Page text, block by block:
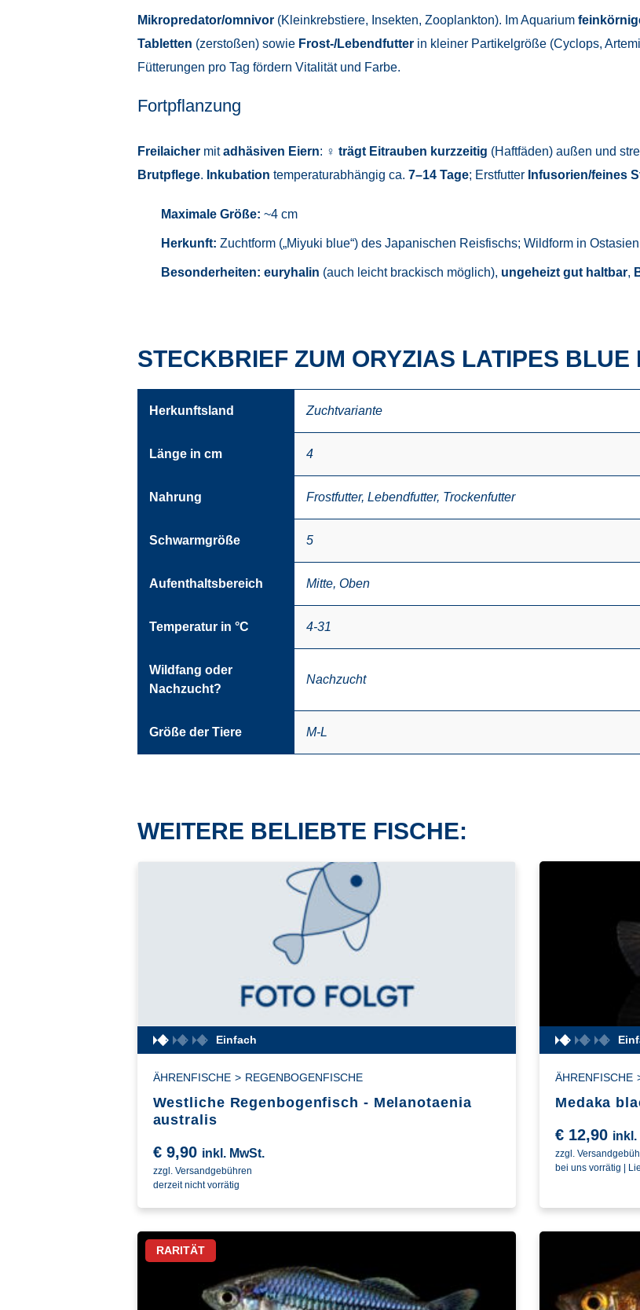
Mikropredator/omnivor(Kleinkrebstiere, Insekten, Zooplankton). Im Aquarium
Tabletten (zerstoßen) sowie Frost-/Lebendfutterin kleiner Partikelgröße (Cyclops,
Fütterungen pro Tag fördern Vitalität und Farbe.
Fortpflanzung
Freilaichermitadhäsiven Eiern: ♀ trägt Eitrauben kurzzeitig (Haftfäden) außen und
Brutpflege. Inkubation temperaturabhängig ca. 7–14 Tage; Erstfutter Infusorien/feines
Maximale Größe: ~4 cm
Herkunft: Zuchtform („Miyuki blue“) des Japanischen Reisfischs; Wildform in Ostasien
Besonderheiten: euryhalin (auch leicht brackisch möglich), ungeheizt gut haltbar,
STECKBRIEF ZUM ORYZIAS LATIPES BLUE
Herkunftsland Zuchtvariante
Länge in cm 4
Nahrung Frostfutter, Lebendfutter, Trockenfutter
Schwarmgröße 5
Aufenthaltsbereich Mitte, Oben
Temperatur in °C 4-31
Wildfang oder
Nachzucht?
Nachzucht
Größe der Tiere M-L
WEITERE BELIEBTE FISCHE:
Einfach
ÄHRENFISCHE > REGENBOGENFISCHE
Westliche Regenbogenfisch - Melanotaenia
australis
€9,90 inkl. MwSt.
zzgl. Versandgebühren
derzeit nicht vorrätig
ÄHRENFISCHE
Medaka
€12,90 inkl.
zzgl.
bei uns vorrätig |
RARITÄT